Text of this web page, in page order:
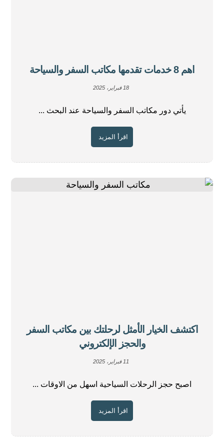
اهم 8 خدمات تقدمها مكاتب السفر والسياحة
18 فبراير، 2025
يأتي دور مكاتب السفر والسياحة عند البحث ...
اقرأ المزيد
اكتشف الخيار الأمثل لرحلتك بين مكاتب السفر
والحجز الإلكتروني
11 فبراير، 2025
اصبح حجز الرحلات السياحية اسهل من الاوقات ...
اقرأ المزيد